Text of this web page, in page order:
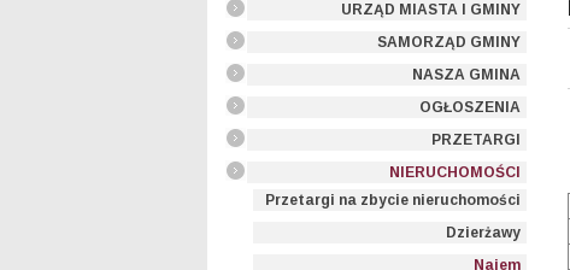
URZĄD MIASTA I GMINY
SAMORZĄD GMINY
NASZA GMINA
OGŁOSZENIA
PRZETARGI
NIERUCHOMOŚCI
Przetargi na zbycie nieruchomości
Dzierżawy
Najem